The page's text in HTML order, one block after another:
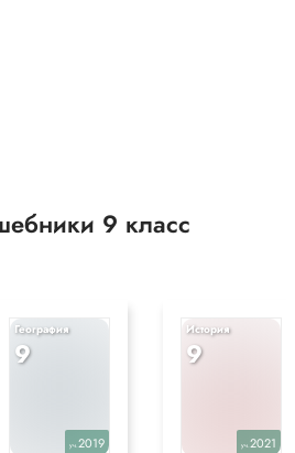
9 класс
География
9
уч. 2019
История
9
уч. 2021